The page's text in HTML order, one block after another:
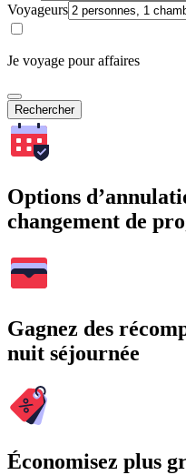
Voyageurs
Je voyage pour affaires
Rechercher
Options
changement de
Gagnez des
nuit séjournée
Économisez plus